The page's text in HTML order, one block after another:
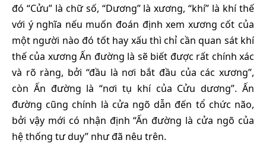
đó “Cửu” là chữ số, “Dương” là xương, “khí” là khí thế
với ý nghĩa nếu muốn đoán định xem xương cốt của
một người nào đó tốt hay xấu thì chỉ cần quan sát khí
thế của xương Ấn đường là sẽ biết được rất chính xác
và rõ ràng, bởi “đầu là nơi bắt đầu của các xương”,
còn Ấn đường là “nơi tụ khí của Cửu dương”. Ấn
đường cũng chính là cửa ngõ dẫn đến tổ chức não,
bởi vậy mới có nhận định “Ấn đường là cửa ngõ của
hệ thống tư duy” như đã nêu trên.